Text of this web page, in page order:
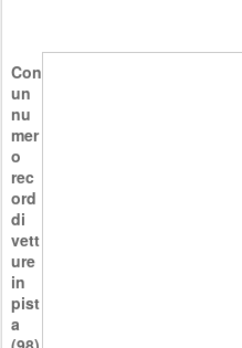
Con
un
nu
mer
o
rec
ord
di
vett
ure
in
pist
a